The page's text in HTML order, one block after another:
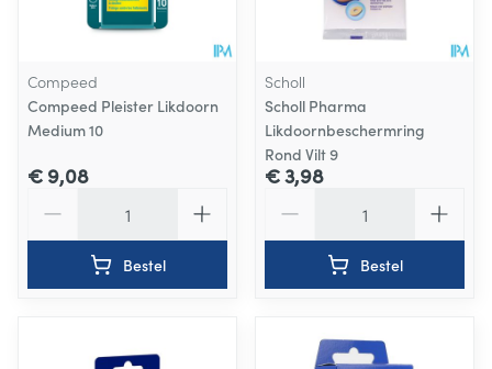
Compeed
Compeed Pleister Likdoorn
Medium 10
€ 9,08
Bestel
Scholl
Scholl Pharma
Likdoornbeschermring
Rond Vilt 9
€ 3,98
Bestel